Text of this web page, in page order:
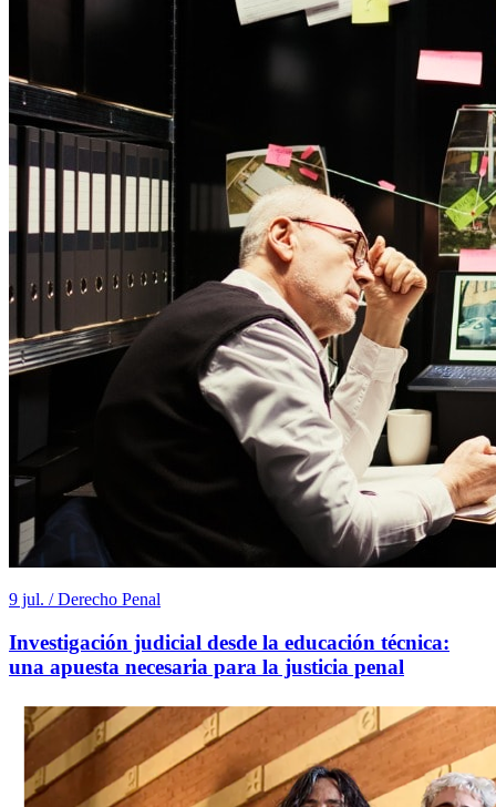
9 jul. / Derecho Penal
Investigación judicial desde la educación técnica:
una apuesta necesaria para la justicia penal